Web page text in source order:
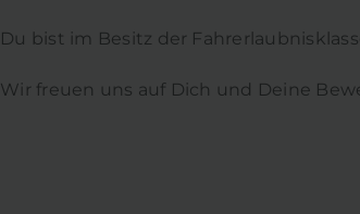
Du bist im Besitz der
Wir freuen uns auf Dich und Deine